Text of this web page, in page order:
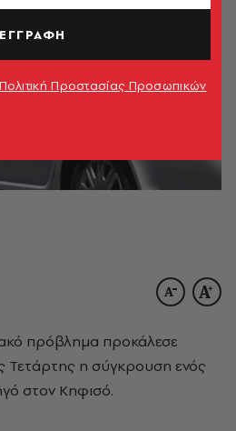
πρόβλημα προκάλεσε
Τετάρτης η σύγκρουση ενός
στον Κηφισό.
ΕΓΓΡΑΦΗ
Πολιτική Προστασίας Προσωπικών